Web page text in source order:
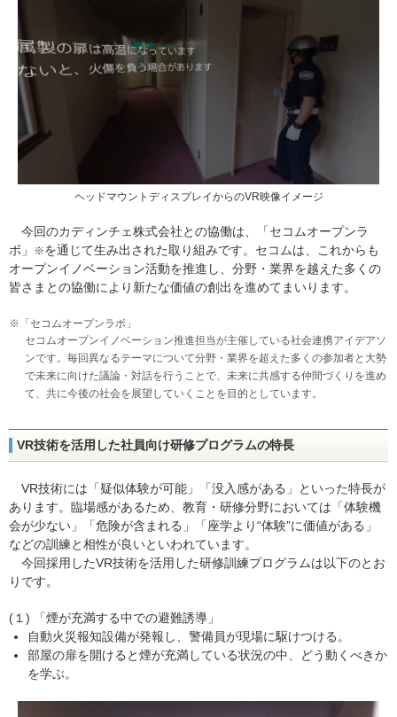
ヘッドマウントディスプレイからのVR映像イメージ
今回のカディンチェ株式会社との協働は、「セコムオープンラ
ボ」
※を通じて生み出された取り組みです。セコムは、これからも
オープンイノベーション活動を推進し、分野・業界を越えた多くの
皆さまとの協働により新たな価値の創出を進めてまいります。
※「セコムオープンラボ」
セコムオープンイノベーション推進担当が主催している社会連携アイデアソ
ンです。毎回異なるテーマについて分野・業界を超えた多くの参加者と大勢
で未来に向けた議論・対話を行うことで、未来に共感する仲間づくりを進め
て、共に今後の社会を展望していくことを目的としています。
VR技術を活用した社員向け研修プログラムの特長
VR技術には「疑似体験が可能」「没入感がある」といった特長が
あります。臨場感があるため、教育・研修分野においては「体験機
会が少ない」「危険が含まれる」「座学より“体験”に価値がある」
などの訓練と相性が良いといわれています。
今回採用したVR技術を活用した研修訓練プログラムは以下のとお
りです。
(１) 「煙が充満する中での避難誘導」
自動火災報知設備が発報し、警備員が現場に駆けつける。
部屋の扉を開けると煙が充満している状況の中、どう動くべきか
を学ぶ。